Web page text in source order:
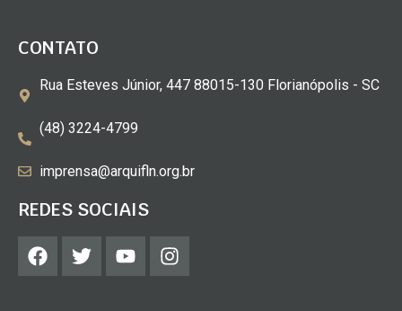
CONTATO
Rua Esteves Júnior, 447 88015-130 Florianópolis - SC
(48) 3224-4799
imprensa@arquifln.org.br
REDES SOCIAIS